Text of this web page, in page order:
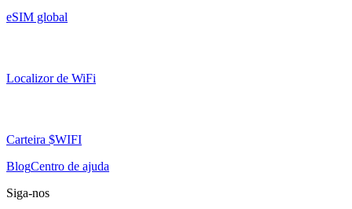
eSIM global
Localizor de WiFi
Carteira $WIFI
BlogCentro de ajuda
Siga-nos